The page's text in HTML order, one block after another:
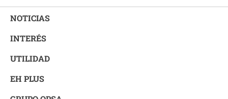
NOTICIAS
INTERÉS
UTILIDAD
EH PLUS